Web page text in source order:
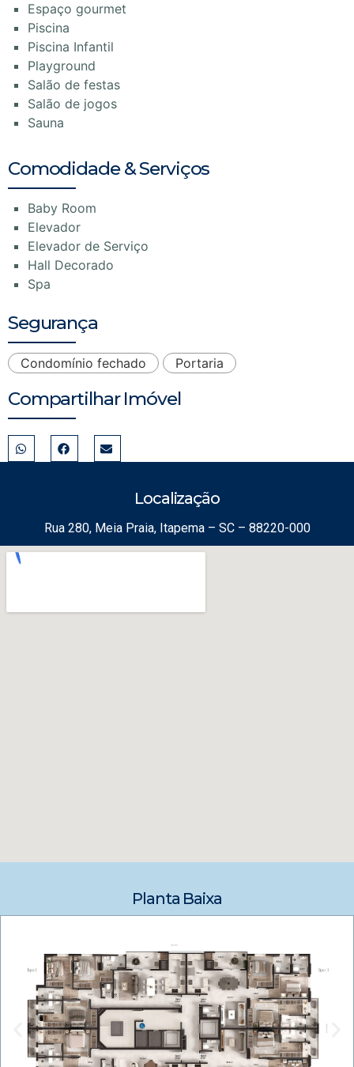
Espaço gourmet
Piscina
Piscina Infantil
Playground
Salão de festas
Salão de jogos
Sauna
Comodidade & Serviços
Baby Room
Elevador
Elevador de Serviço
Hall Decorado
Spa
Segurança
Condomínio fechado Portaria
Compartilhar Imóvel
Localização
Rua 280, Meia Praia, Itapema – SC – 88220-000
Planta Baixa